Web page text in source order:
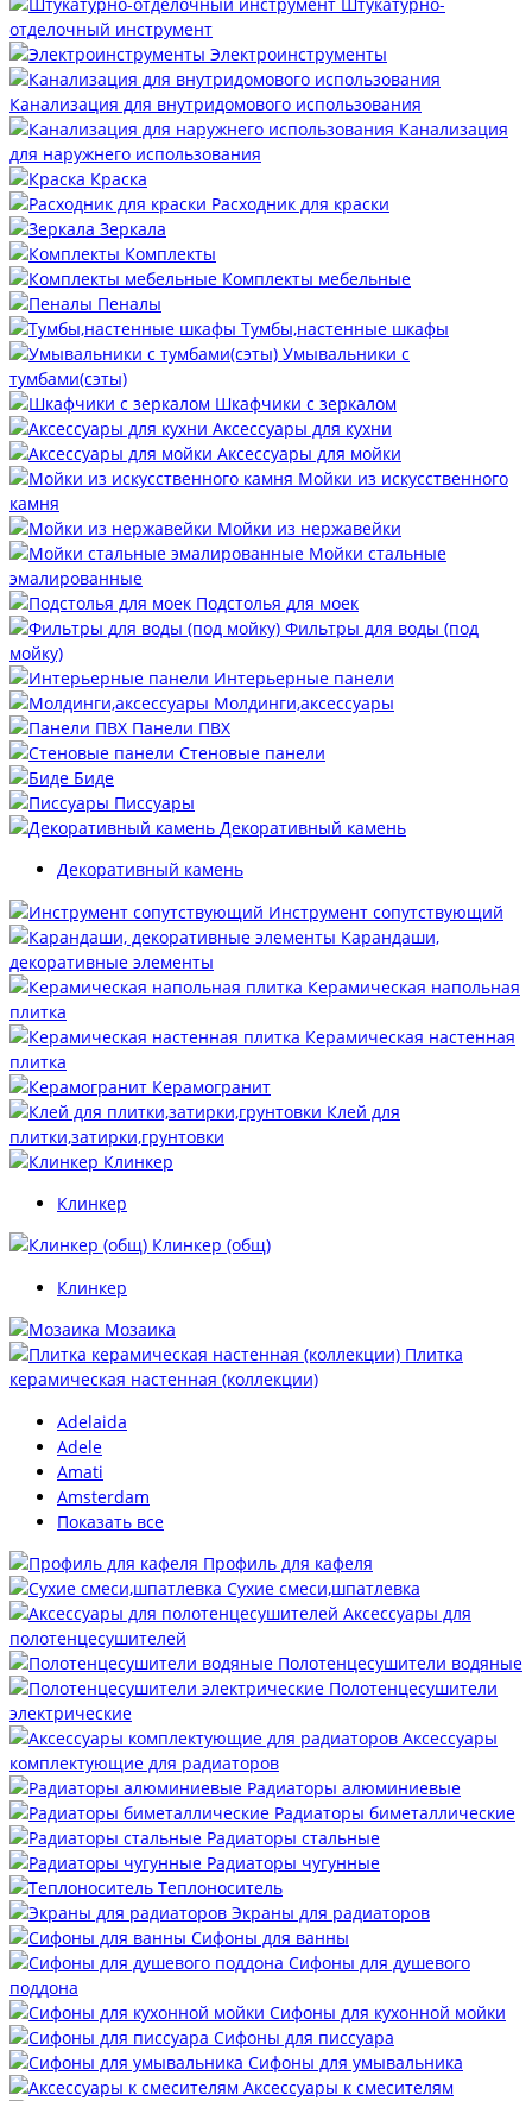
отделочный инструмент
Электроинструменты
Канализация для внутридомового использования
Канализация
для наружнего использования
Краска
Расходник для краски
Зеркала
Комплекты
Комплекты мебельные
Пеналы
Тумбы,настенные шкафы
Умывальники с
тумбами(сэты)
Шкафчики с зеркалом
Аксессуары для кухни
Аксессуары для мойки
Мойки из искусственного
камня
Мойки из нержавейки
Мойки стальные
эмалированные
Подстолья для моек
Фильтры для воды (под
мойку)
Интерьерные панели
Молдинги,аксессуары
Панели ПВХ
Стеновые панели
Биде
Писсуары
Декоративный камень
Декоративный камень
Инструмент сопутствующий
Карандаши,
декоративные элементы
Керамическая напольная
плитка
Керамическая настенная
плитка
Керамогранит
Клей для
плитки,затирки,грунтовки
Клинкер
Клинкер
Клинкер (общ)
Клинкер
Мозаика
Плитка
керамическая настенная (коллекции)
Adelaida
Adele
Amati
Amsterdam
Показать все
Профиль для кафеля
Сухие смеси,шпатлевка
Аксессуары для
полотенцесушителей
Полотенцесушители водяные
Полотенцесушители
электрические
Аксессуары
комплектующие для радиаторов
Радиаторы алюминиевые
Радиаторы биметаллические
Радиаторы стальные
Радиаторы чугунные
Теплоноситель
Экраны для радиаторов
Сифоны для ванны
Сифоны для душевого
поддона
Сифоны для кухонной мойки
Сифоны для писсуара
Сифоны для умывальника
Аксессуары к смесителям